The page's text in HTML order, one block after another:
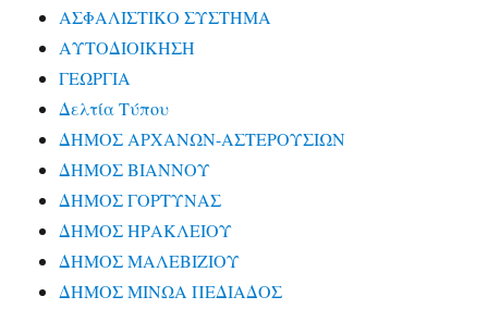
ΑΣΦΑΛΙΣΤΙΚΟ ΣΥΣΤΗΜΑ
ΑΥΤΟΔΙΟΙΚΗΣΗ
ΓΕΩΡΓΙΑ
Δελτία Τύπου
ΔΗΜΟΣ ΑΡΧΑΝΩΝ-ΑΣΤΕΡΟΥΣΙΩΝ
ΔΗΜΟΣ ΒΙΑΝΝΟΥ
ΔΗΜΟΣ ΓΟΡΤΥΝΑΣ
ΔΗΜΟΣ ΗΡΑΚΛΕΙΟΥ
ΔΗΜΟΣ ΜΑΛΕΒΙΖΙΟΥ
ΔΗΜΟΣ ΜΙΝΩΑ ΠΕΔΙΑΔΟΣ